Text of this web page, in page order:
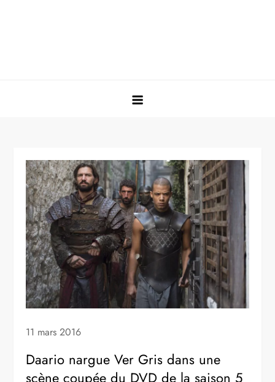
11 mars 2016
Daario nargue Ver Gris dans une
scène coupée du DVD de la saison 5